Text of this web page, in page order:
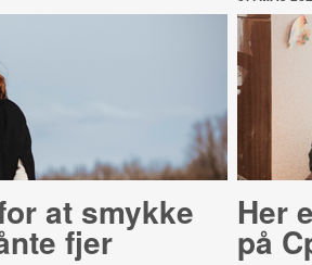
at smykke
fjer
Her
på